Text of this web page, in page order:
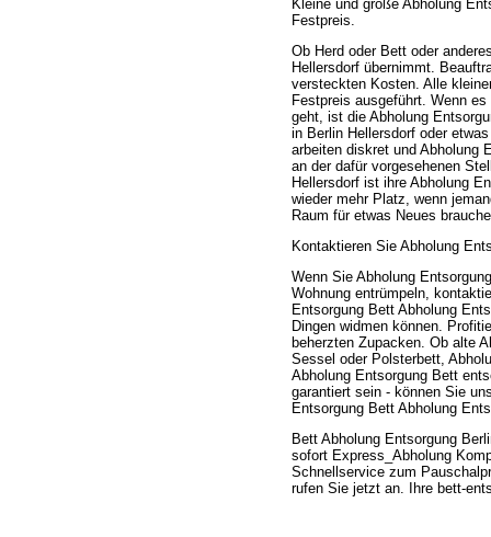
Kleine und große Abholung
Festpreis.
Ob Herd oder Bett oder
Hellersdorf übernimmt.
versteckten Kosten. Alle
Festpreis ausgeführt. Wenn
geht, ist die Abholung
in Berlin Hellersdorf oder
arbeiten diskret und Abholung
an der dafür vorgesehenen
Hellersdorf ist ihre Abholung
wieder mehr Platz, wenn
Raum für etwas Neues
Kontaktieren Sie Abholung
Wenn Sie Abholung
Wohnung entrümpeln,
Entsorgung Bett Abholung
Dingen widmen können.
beherzten Zupacken. Ob alte
Sessel oder Polsterbett,
Abholung Entsorgung Bett
garantiert sein - können Sie
Entsorgung Bett Abholung
Bett Abholung Entsorgung
sofort Express_Abholung
Schnellservice zum
rufen Sie jetzt an. Ihre bett-